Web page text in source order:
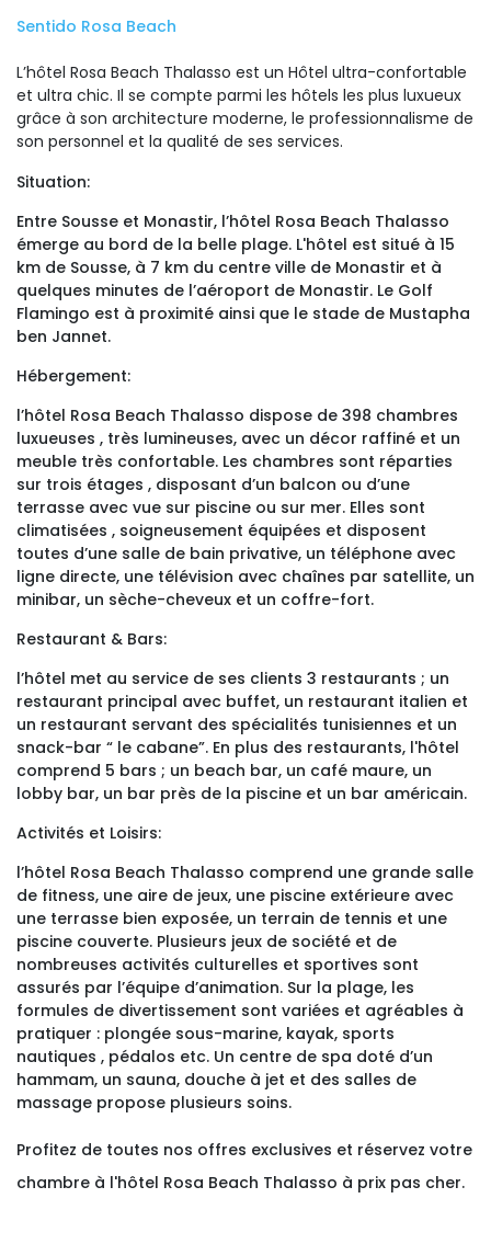
Sentido Rosa Beach
L’hôtel Rosa Beach Thalasso est un Hôtel ultra-confortable
et ultra chic. Il se compte parmi les hôtels les plus luxueux
grâce à son architecture moderne, le professionnalisme de
son personnel et la qualité de ses services.
Situation:
Entre Sousse et Monastir, l’hôtel Rosa Beach Thalasso
émerge au bord de la belle plage. L'hôtel est situé à 15
km de Sousse, à 7 km du centre ville de Monastir et à
quelques minutes de l’aéroport de Monastir. Le Golf
Flamingo est à proximité ainsi que le stade de Mustapha
ben Jannet.
Hébergement:
l’hôtel Rosa Beach Thalasso dispose de 398 chambres
luxueuses , très lumineuses, avec un décor raffiné et un
meuble très confortable. Les chambres sont réparties
sur trois étages , disposant d’un balcon ou d’une
terrasse avec vue sur piscine ou sur mer. Elles sont
climatisées , soigneusement équipées et disposent
toutes d’une salle de bain privative, un téléphone avec
ligne directe, une télévision avec chaînes par satellite, un
minibar, un sèche-cheveux et un coffre-fort.
Restaurant & Bars:
l’hôtel met au service de ses clients 3 restaurants ; un
restaurant principal avec buffet, un restaurant italien et
un restaurant servant des spécialités tunisiennes et un
snack-bar “ le cabane”. En plus des restaurants, l'hôtel
comprend 5 bars ; un beach bar, un café maure, un
lobby bar, un bar près de la piscine et un bar américain.
Activités et Loisirs:
l’hôtel Rosa Beach Thalasso comprend une grande salle
de fitness, une aire de jeux, une piscine extérieure avec
une terrasse bien exposée, un terrain de tennis et une
piscine couverte. Plusieurs jeux de société et de
nombreuses activités culturelles et sportives sont
assurés par l’équipe d’animation. Sur la plage, les
formules de divertissement sont variées et agréables à
pratiquer : plongée sous-marine, kayak, sports
nautiques , pédalos etc. Un centre de spa doté d’un
hammam, un sauna, douche à jet et des salles de
massage propose plusieurs soins.
Profitez de toutes nos offres exclusives et réservez votre
chambre à l'hôtel Rosa Beach Thalasso à prix pas cher.